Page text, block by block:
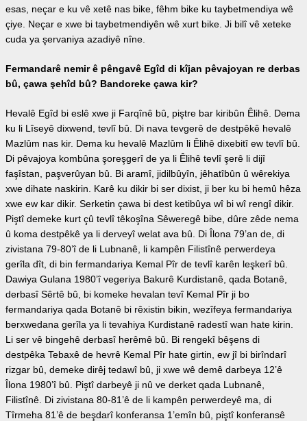
esas, neçar e ku vê xetê nas bike, fêhm bike ku taybetmendiya wê
çiye. Neçar e xwe bi taybetmendiyên wê xurt bike. Ji bilî vê xeteke
cuda ya şervaniya azadiyê nîne.
Fermandarê nemir ê pêngavê Egîd di kîjan pêvajoyan re derbas
bû, çawa şehîd bû? Bandoreke çawa kir?
Hevalê Egîd bi eslê xwe ji Farqînê bû, piştre bar kiribûn Êlihê. Dema
ku li Lîseyê dixwend, tevlî bû. Di nava tevgerê de destpêkê hevalê
Mazlûm nas kir. Dema ku hevalê Mazlûm li Êlihê dixebitî ew tevlî bû.
Di pêvajoya kombûna şoreşgerî de ya li Êlihê tevlî şerê li dijî
faşîstan, paşverûyan bû. Bi aramî, jidilbûyîn, jêhatîbûn û wêrekiya
xwe dihate naskirin. Karê ku dikir bi ser dixist, ji ber ku bi hemû hêza
xwe ew kar dikir. Serketin çawa bi dest ketibûya wî bi wî rengî dikir.
Piştî demeke kurt çû tevlî têkoşîna Sêweregê bibe, dûre zêde nema
û koma destpêkê ya li derveyî welat ava bû. Di Îlona 79’an de, di
zivistana 79-80’î de li Lubnanê, li kampên Filistînê perwerdeya
gerîla dît, di bin fermandariya Kemal Pîr de tevlî karên leşkerî bû.
Dawiya Gulana 1980’î vegeriya Bakurê Kurdistanê, qada Botanê,
derbasî Sêrtê bû, bi komeke hevalan tevî Kemal Pîr ji bo
fermandariya qada Botanê bi rêxistin bikin, wezîfeya fermandariya
berxwedana gerîla ya li tevahiya Kurdistanê radestî wan hate kirin.
Li ser vê bingehê derbasî herêmê bû. Bi rengekî bêşens di
destpêka Tebaxê de hevrê Kemal Pîr hate girtin, ew jî bi birîndarî
rizgar bû, demeke dirêj tedawî bû, ji xwe wê demê darbeya 12’ê
Îlona 1980’î bû. Piştî darbeyê ji nû ve derket qada Lubnanê,
Filistînê. Di zivistana 80-81’ê de li kampên perwerdeyê ma, di
Tîrmeha 81’ê de beşdarî konferansa 1’emîn bû, piştî konferansê